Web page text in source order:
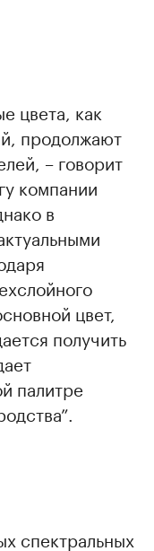
цвета, как
продолжают
– говорит
компании
в
цвет,
получить
палитре
спектральных